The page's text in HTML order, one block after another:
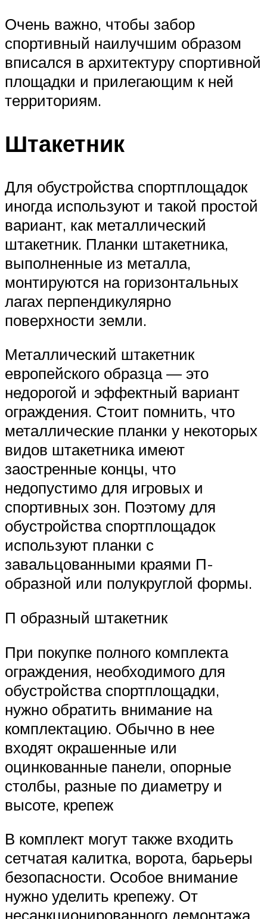
Очень важно, чтобы забор
спортивный наилучшим образом
вписался в архитектуру спортивной
площадки и прилегающим к ней
территориям.
Штакетник
Для обустройства спортплощадок
иногда используют и такой простой
вариант, как металлический
штакетник. Планки штакетника,
выполненные из металла,
монтируются на горизонтальных
лагах перпендикулярно
поверхности земли.
Металлический штакетник
европейского образца — это
недорогой и эффектный вариант
ограждения. Стоит помнить, что
металлические планки у некоторых
видов штакетника имеют
заостренные концы, что
недопустимо для игровых и
спортивных зон. Поэтому для
обустройства спортплощадок
используют планки с
завальцованными краями П-
образной или полукруглой формы.
П образный штакетник
При покупке полного комплекта
ограждения, необходимого для
обустройства спортплощадки,
нужно обратить внимание на
комплектацию. Обычно в нее
входят окрашенные или
оцинкованные панели, опорные
столбы, разные по диаметру и
высоте, крепеж
В комплект могут также входить
сетчатая калитка, ворота, барьеры
безопасности. Особое внимание
нужно уделить крепежу. От
несанкционированного демонтажа